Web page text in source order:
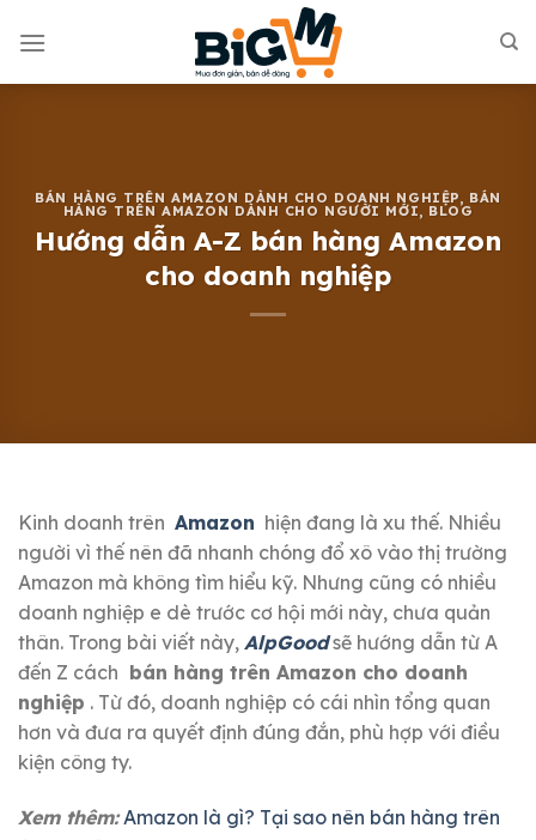
BÁN HÀNG TRÊN AMAZON DÀNH CHO DOANH NGHIỆP BÁN
HÀNG TRÊN AMAZON DÀNH CHO NGƯỜI MỚI BLOG
Hướng dẫn A-Z bán hàng Amazon
cho doanh nghiệp
Kinh doanh trên Amazon hiện đang là xu thế. Nhiều
người vì thế nên đã nhanh chóng đổ xô vào thị trường
Amazon mà không tìm hiểu kỹ. Nhưng cũng có nhiều
doanh nghiệp e dè trước cơ hội mới này, chưa quản
thân. Trong bài viết này, AlpGoodsẽ hướng dẫn từ A
đến Z cách bán hàng trên Amazon cho doanh
nghiệp . Từ đó, doanh nghiệp có cái nhìn tổng quan
hơn và đưa ra quyết định đúng đắn, phù hợp với điều
kiện công ty.
Xem thêm:Amazon là gì? Tại sao nên bán hàng trên